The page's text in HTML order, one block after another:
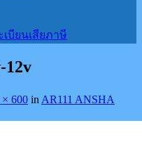
บียนเสียภาษี
12v
× 600 in AR111 ANSHA